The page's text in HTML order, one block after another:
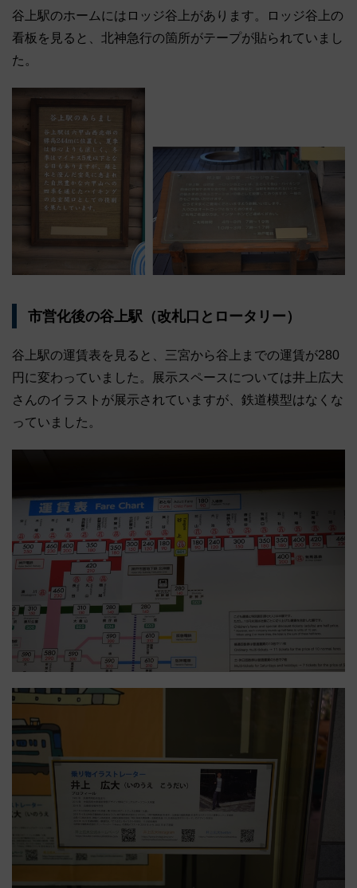
谷上駅のホームにはロッジ谷上があります。ロッジ谷上の
看板を見ると、北神急行の箇所がテープが貼られていまし
た。
市営化後の谷上駅（改札口とロータリー）
谷上駅の運賃表を見ると、三宮から谷上までの運賃が280
円に変わっていました。展示スペースについては井上広大
さんのイラストが展示されていますが、鉄道模型はなくな
っていました。